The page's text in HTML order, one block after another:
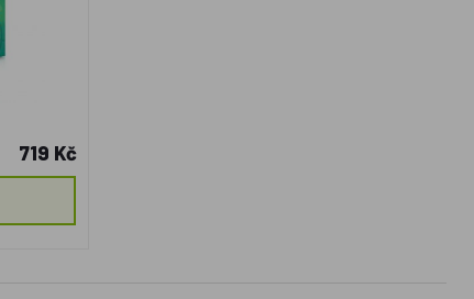
719 Kč